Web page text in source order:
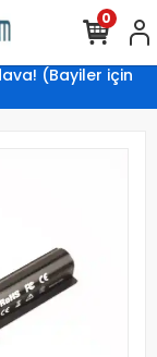
(Bayiler için
0